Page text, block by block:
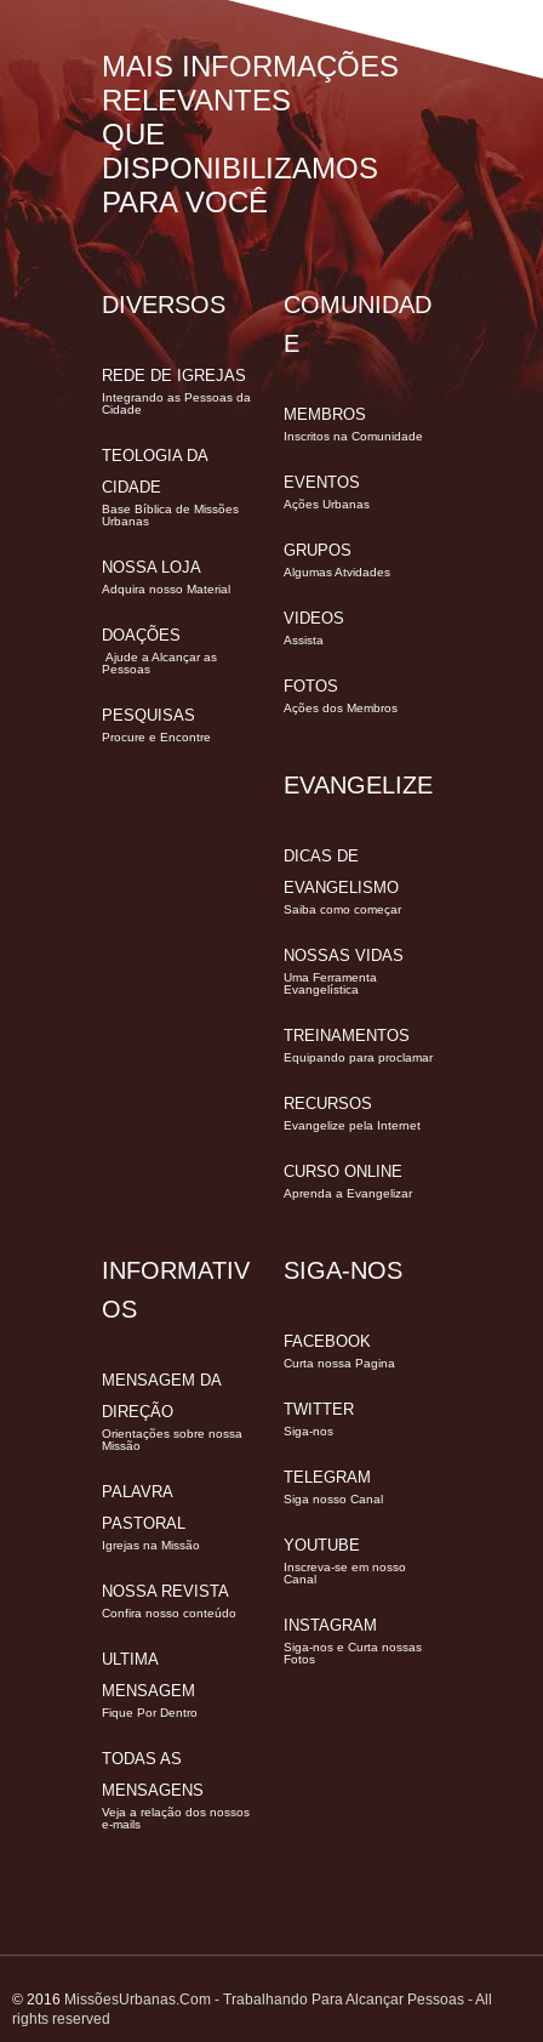
MAIS INFORMAÇÕES
RELEVANTES
QUE
DISPONIBILIZAMOS
PARA VOCÊ
DIVERSOS
REDE DE IGREJAS
Integrando as Pessoas da
Cidade
TEOLOGIA DA
CIDADE
Base Bíblica de Missões
Urbanas
NOSSA LOJA
Adquira nosso Material
DOAÇÕES
Ajude a Alcançar as
Pessoas
PESQUISAS
Procure e Encontre
COMUNIDAD
E
MEMBROS
Inscritos na Comunidade
EVENTOS
Ações Urbanas
GRUPOS
Algumas Atvidades
VIDEOS
Assista
FOTOS
Ações dos Membros
EVANGELIZE
DICAS DE
EVANGELISMO
Saiba como começar
NOSSAS VIDAS
Uma Ferramenta
Evangelística
TREINAMENTOS
Equipando para proclamar
RECURSOS
Evangelize pela Internet
CURSO ONLINE
Aprenda a Evangelizar
INFORMATIV
OS
MENSAGEM DA
DIREÇÃO
Orientações sobre nossa
Missão
PALAVRA
PASTORAL
Igrejas na Missão
NOSSA REVISTA
Confira nosso conteúdo
ULTIMA
MENSAGEM
Fique Por Dentro
TODAS AS
MENSAGENS
Veja a relação dos nossos
e-mails
SIGA-NOS
FACEBOOK
Curta nossa Pagina
TWITTER
Siga-nos
TELEGRAM
Siga nosso Canal
YOUTUBE
Inscreva-se em nosso
Canal
INSTAGRAM
Siga-nos e Curta nossas
Fotos
© 2016 MissõesUrbanas.Com - Trabalhando Para Alcançar Pessoas - All
rights reserved